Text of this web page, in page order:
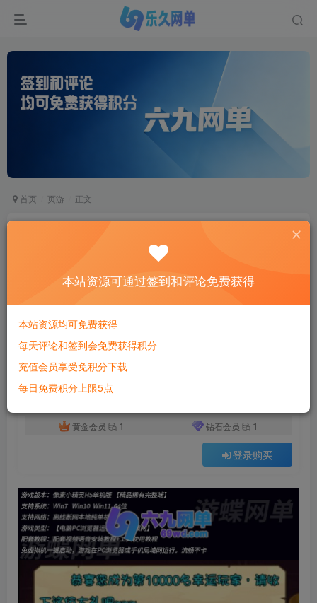
首页 页游 正文
六九网单
2个月前更新
关注
15 7419 701
此内容为付费资源，请付费后查看
黄金会员
1 钻石会员 1
登录购买
付费资源
本站资源可通过签到和评论免费获得
本站资源均可免费获得
每天评论和签到会免费获得积分
充值会员享受免积分下载
每日免费积分上限5点